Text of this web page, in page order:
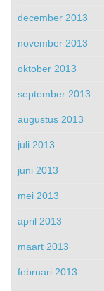
december 2013
november 2013
oktober 2013
september 2013
augustus 2013
juli 2013
juni 2013
mei 2013
april 2013
maart 2013
februari 2013